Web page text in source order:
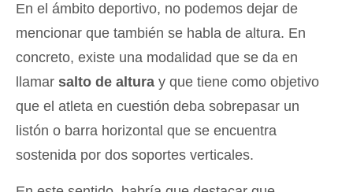
En el ámbito deportivo, no podemos dejar de
mencionar que también se habla de altura. En
concreto, existe una modalidad que se da en
llamar salto de altura y que tiene como objetivo
que el atleta en cuestión deba sobrepasar un
listón o barra horizontal que se encuentra
sostenida por dos soportes verticales.